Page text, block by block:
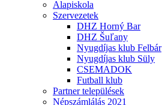
Alapiskola
Szervezetek
DHZ Horný Bar
DHZ Šuľany
Nyugdíjas klub Felbár
Nyugdíjas klub Süly
CSEMADOK
Futball klub
Partner települések
Népszámlálás 2021